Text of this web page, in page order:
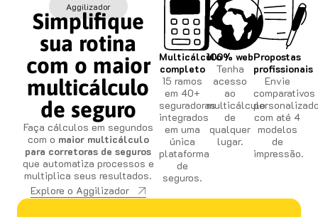
Aggilizador
Simplifique
sua rotina
com o maior
multicálculo
de seguro
Faça cálculos em segundos
com o maior multicálculo
para corretoras de seguros
que automatiza processos e
multiplica seus resultados.
Explore o Aggilizador
Multicálculo
completo
15 ramos
em 40+
seguradoras
integrados
em uma
única
plataforma
de
seguros.
100% web
Tenha
acesso
ao
multicálculo
de
qualquer
lugar.
Propostas
profissionais
Envie
comparativos
com até 4
modelos
de
impressão.